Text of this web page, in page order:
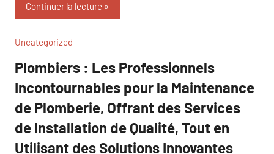
Continuer la lecture
Uncategorized
Plombiers : Les Professionnels
Incontournables pour la Maintenance
de Plomberie, Offrant des Services
de Installation de Qualité, Tout en
Utilisant des Solutions Innovantes